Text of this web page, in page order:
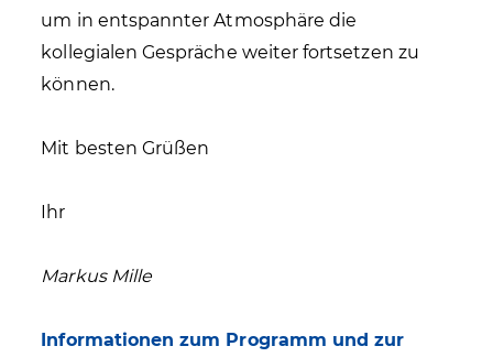
um in entspannter Atmosphäre die
kollegialen Gespräche weiter fortsetzen zu
können.
Mit besten Grüßen
Ihr
Markus Mille
Informationen zum Programm und zur